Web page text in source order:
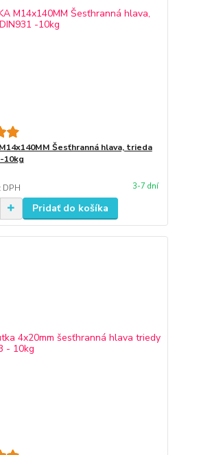
Šesťhranná hlava, trieda
10kg
DPH 3-7 dní
Pridať do košíka